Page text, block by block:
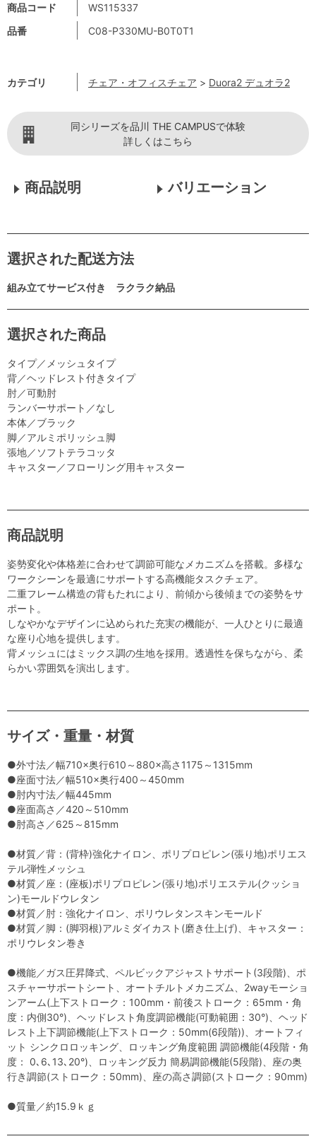
商品コード
WS115337
品番
C08-P330MU-B0T0T1
カテゴリ チェア・オフィスチェア > Duora2 デュオラ2
同シリーズを品川 THE CAMPUSで体験
詳しくはこちら
商品説明 バリエーション
選択された配送方法
組み立てサービス付き ラクラク納品
選択された商品
タイプ／メッシュタイプ
背／ヘッドレスト付きタイプ
肘／可動肘
ランバーサポート／なし
本体／ブラック
脚／アルミポリッシュ脚
張地／ソフトテラコッタ
キャスター／フローリング用キャスター
商品説明
姿勢変化や体格差に合わせて調節可能なメカニズムを搭載。多様な
ワークシーンを最適にサポートする高機能タスクチェア。
二重フレーム構造の背もたれにより、前傾から後傾までの姿勢をサ
ポート。
しなやかなデザインに込められた充実の機能が、一人ひとりに最適
な座り心地を提供します。
背メッシュにはミックス調の生地を採用。透過性を保ちながら、柔
らかい雰囲気を演出します。
サイズ・重量・材質
●外寸法／幅710×奥行610～880×高さ1175～1315mm
●座面寸法／幅510×奥行400～450mm
●肘内寸法／幅445mm
●座面高さ／420～510mm
●肘高さ／625～815mm
●材質／背：(背枠)強化ナイロン、ポリプロピレン(張り地)ポリエス
テル弾性メッシュ
●材質／座：(座板)ポリプロピレン(張り地)ポリエステル(クッショ
ン)モールドウレタン
●材質／肘：強化ナイロン、ポリウレタンスキンモールド
●材質／脚：(脚羽根)アルミダイカスト(磨き仕上げ)、キャスター：
ポリウレタン巻き
●機能／ガス圧昇降式、ペルビックアジャストサポート(3段階)、ポ
スチャーサポートシート、オートチルトメカニズム、2wayモーショ
ンアーム(上下ストローク：100mm・前後ストローク：65mm・角
度：内側30°)、ヘッドレスト角度調節機能(可動範囲：30°)、ヘッド
レスト上下調節機能(上下ストローク：50mm(6段階))、オートフィ
ット シンクロロッキング、ロッキング角度範囲 調節機能(4段階・角
度： 0､6､13､20°)、ロッキング反力 簡易調節機能(5段階)、座の奥
行き調節(ストローク：50mm)、座の高さ調節(ストローク：90mm)
●質量／約15.9ｋｇ